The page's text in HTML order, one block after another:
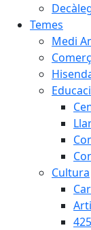
Temes
Medi
Comerç
Cultura